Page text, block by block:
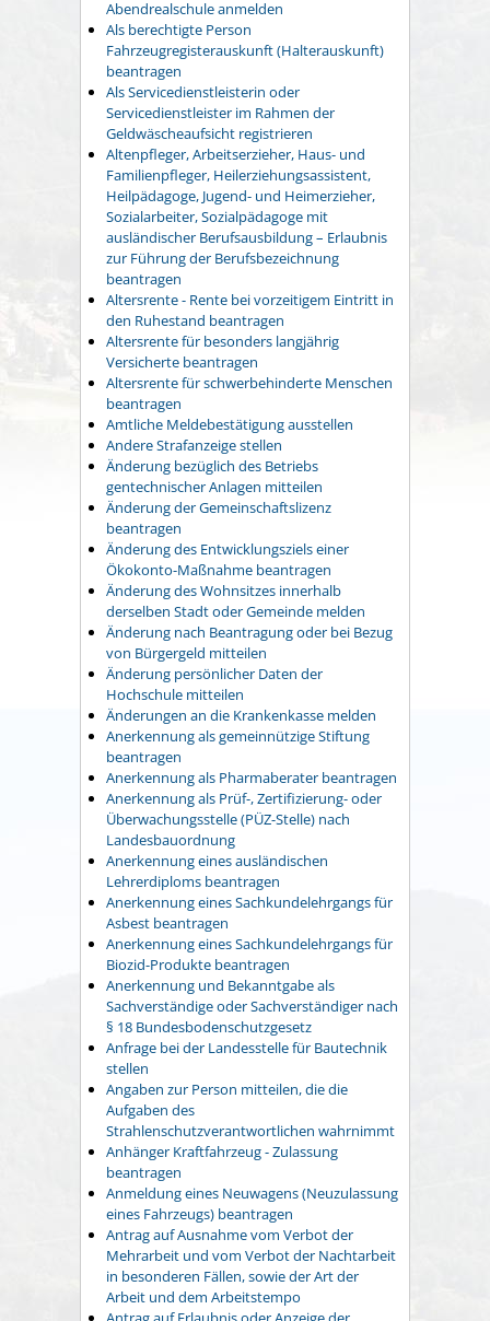
Abendrealschule anmelden
Als berechtigte Person
Fahrzeugregisterauskunft (Halterauskunft)
beantragen
Als Servicedienstleisterin oder
Servicedienstleister im Rahmen der
Geldwäscheaufsicht registrieren
Altenpfleger, Arbeitserzieher, Haus- und
Familienpfleger, Heilerziehungsassistent,
Heilpädagoge, Jugend- und Heimerzieher,
Sozialarbeiter, Sozialpädagoge mit
ausländischer Berufsausbildung – Erlaubnis
zur Führung der Berufsbezeichnung
beantragen
Altersrente - Rente bei vorzeitigem Eintritt in
den Ruhestand beantragen
Altersrente für besonders langjährig
Versicherte beantragen
Altersrente für schwerbehinderte Menschen
beantragen
Amtliche Meldebestätigung ausstellen
Andere Strafanzeige stellen
Änderung bezüglich des Betriebs
gentechnischer Anlagen mitteilen
Änderung der Gemeinschaftslizenz
beantragen
Änderung des Entwicklungsziels einer
Ökokonto-Maßnahme beantragen
Änderung des Wohnsitzes innerhalb
derselben Stadt oder Gemeinde melden
Änderung nach Beantragung oder bei Bezug
von Bürgergeld mitteilen
Änderung persönlicher Daten der
Hochschule mitteilen
Änderungen an die Krankenkasse melden
Anerkennung als gemeinnützige Stiftung
beantragen
Anerkennung als Pharmaberater beantragen
Anerkennung als Prüf-, Zertifizierung- oder
Überwachungsstelle (PÜZ-Stelle) nach
Landesbauordnung
Anerkennung eines ausländischen
Lehrerdiploms beantragen
Anerkennung eines Sachkundelehrgangs für
Asbest beantragen
Anerkennung eines Sachkundelehrgangs für
Biozid-Produkte beantragen
Anerkennung und Bekanntgabe als
Sachverständige oder Sachverständiger nach
§ 18 Bundesbodenschutzgesetz
Anfrage bei der Landesstelle für Bautechnik
stellen
Angaben zur Person mitteilen, die die
Aufgaben des
Strahlenschutzverantwortlichen wahrnimmt
Anhänger Kraftfahrzeug - Zulassung
beantragen
Anmeldung eines Neuwagens (Neuzulassung
eines Fahrzeugs) beantragen
Antrag auf Ausnahme vom Verbot der
Mehrarbeit und vom Verbot der Nachtarbeit
in besonderen Fällen, sowie der Art der
Arbeit und dem Arbeitstempo